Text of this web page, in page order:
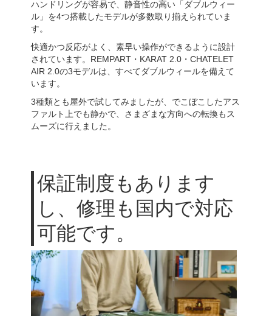
ハンドリングが容易で、静音性の高い「ダブルウィー
ル」を4つ搭載したモデルが多数取り揃えられていま
す。
快適かつ反応がよく、素早い操作ができるように設計
されています。REMPART・KARAT 2.0・CHATELET
AIR 2.0の3モデルは、すべてダブルウィールを備えて
います。
3種類とも屋外で試してみましたが、でこぼこしたアス
ファルト上でも静かで、さまざまな方向への転換もス
ムーズに行えました。
保証制度もあります
し、修理も国内で対応
可能です。